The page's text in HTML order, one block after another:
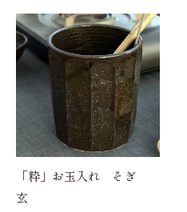
「粋」お玉入れ そぎ
玄